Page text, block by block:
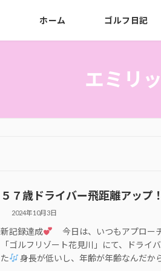
ホーム ゴルフ日記
エミリ
５７歳ドライバー飛距離アップ
2024年10月3日
新記録達成
今日は、いつもアプロー
「ゴルフリゾート花見川」にて、ドライ
た
身長が低いし、年齢が年齢なんだか